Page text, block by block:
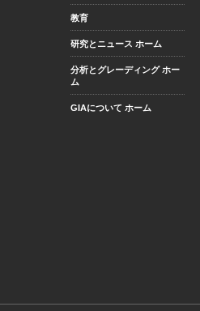
教育
研究とニュース ホーム
分析とグレーディング ホー
ム
GIAについて ホーム